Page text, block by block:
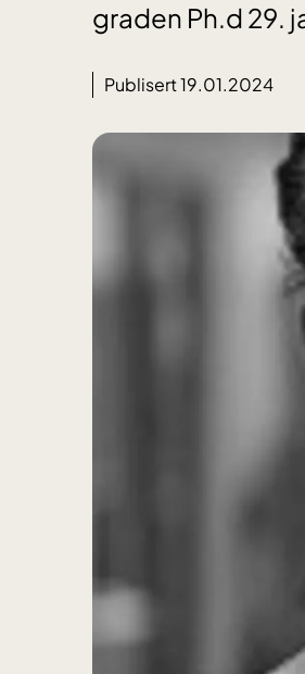
graden Ph.d 29.
Publisert 19.01.2024